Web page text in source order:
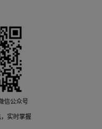
信公众号
实时掌握